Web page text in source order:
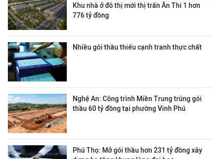
Khu nhà ở đô thị mới thị trấn Ân Thi 1 hơn
776 tỷ đồng
Nhiều gói thầu thiếu cạnh tranh thực chất
Nghệ An: Công trình Miền Trung trúng gói
thầu 60 tỷ đồng tại phường Vinh Phú
Phú Thọ: Mở gói thầu hơn 231 tỷ đồng xây